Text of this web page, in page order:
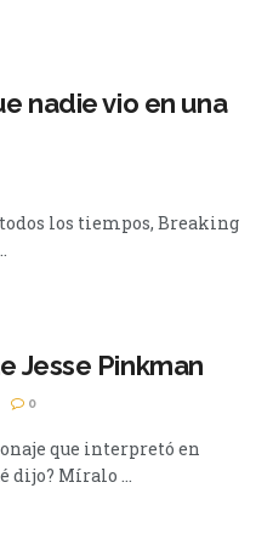
nadie vio en una
los tiempos, Breaking
Jesse Pinkman
0
que interpretó en
dijo? Míralo ...